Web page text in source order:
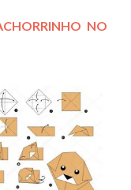
NO